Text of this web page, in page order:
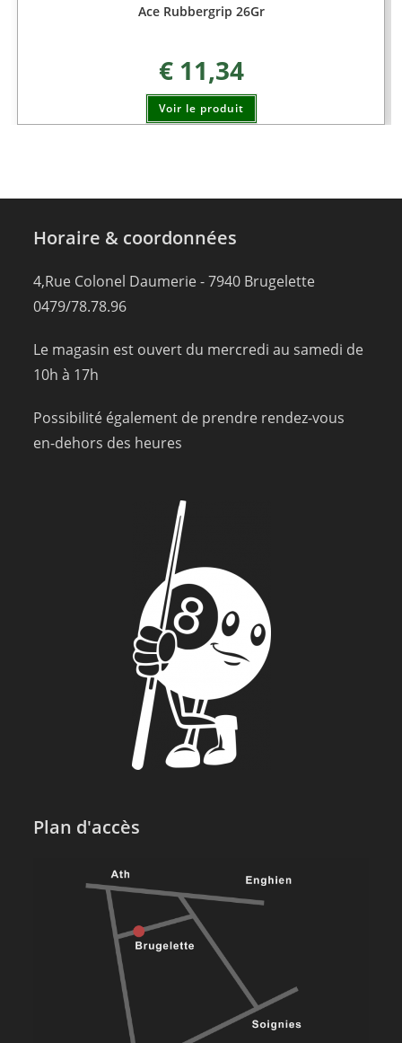
Ace Rubbergrip 26Gr
€11,34
Voir le produit
Horaire & coordonnées
4,Rue Colonel Daumerie - 7940 Brugelette
0479/78.78.96
Le magasin est ouvert du mercredi au samedi de
10h à 17h
Possibilité également de prendre rendez-vous
en-dehors des heures
Plan d'accès